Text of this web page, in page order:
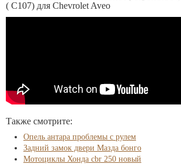
( С107) для Chevrolet Aveo
Также смотрите:
Опель антара проблемы с рулем
Задний замок двери Мазда бонго
Мотоциклы Хонда cbr 250 новый